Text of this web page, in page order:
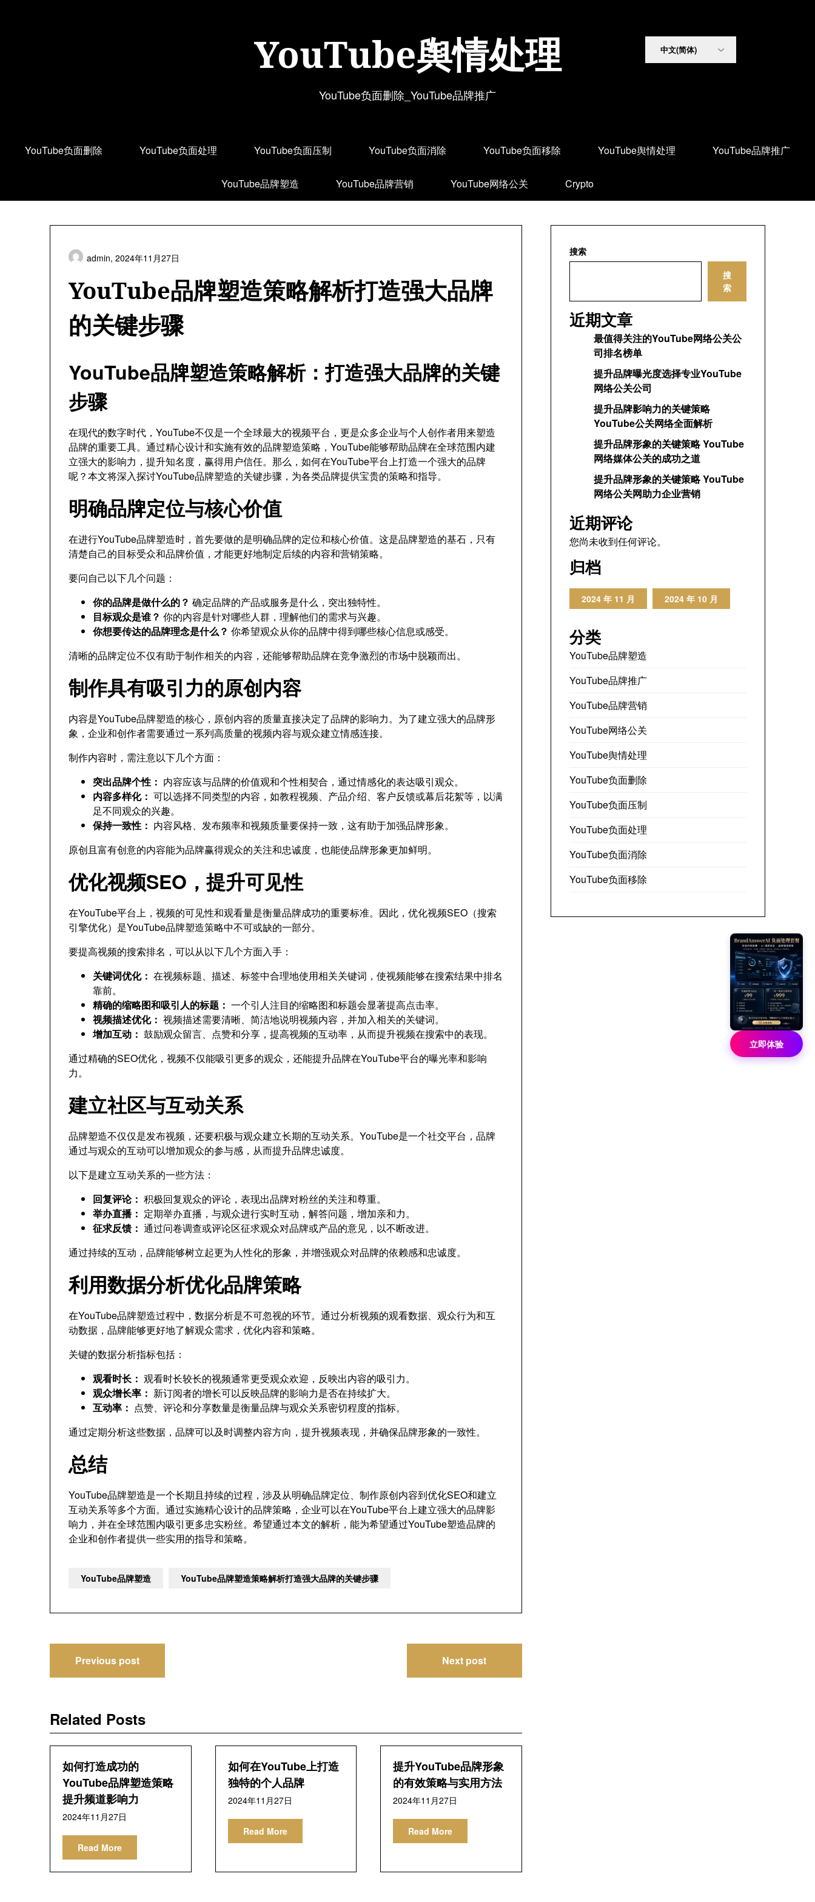
YouTube舆情处理
YouTube负面删除_YouTube品牌推广
YouTube负面删除 YouTube负面处理 YouTube负面压制 YouTube负面消除 YouTube负面移除 YouTube舆情处理 YouTube品牌推广
YouTube品牌塑造 YouTube品牌营销 YouTube网络公关 Crypto
YouTube品牌塑造策略解析打造强大品牌
的关键步骤
admin, 2024年11月27日
YouTube品牌塑造策略解析：打造强大品牌的关键
步骤
在现代的数字时代，YouTube不仅是一个全球最大的视频平台，更是众多企业与个人创作者用来塑造
品牌的重要工具。通过精心设计和实施有效的品牌塑造策略，YouTube能够帮助品牌在全球范围内建
立强大的影响力，提升知名度，赢得用户信任。那么，如何在YouTube平台上打造一个强大的品牌
呢？本文将深入探讨YouTube品牌塑造的关键步骤，为各类品牌提供宝贵的策略和指导。
明确品牌定位与核心价值
在进行YouTube品牌塑造时，首先要做的是明确品牌的定位和核心价值。这是品牌塑造的基石，只有
清楚自己的目标受众和品牌价值，才能更好地制定后续的内容和营销策略。
要问自己以下几个问题：
你的品牌是做什么的？ 确定品牌的产品或服务是什么，突出独特性。
目标观众是谁？ 你的内容是针对哪些人群，理解他们的需求与兴趣。
你想要传达的品牌理念是什么？ 你希望观众从你的品牌中得到哪些核心信息或感受。
清晰的品牌定位不仅有助于制作相关的内容，还能够帮助品牌在竞争激烈的市场中脱颖而出。
制作具有吸引力的原创内容
内容是YouTube品牌塑造的核心，原创内容的质量直接决定了品牌的影响力。为了建立强大的品牌形
象，企业和创作者需要通过一系列高质量的视频内容与观众建立情感连接。
制作内容时，需注意以下几个方面：
突出品牌个性： 内容应该与品牌的价值观和个性相契合，通过情感化的表达吸引观众。
内容多样化： 可以选择不同类型的内容，如教程视频、产品介绍、客户反馈或幕后花絮等，以满
足不同观众的兴趣。
保持一致性： 内容风格、发布频率和视频质量要保持一致，这有助于加强品牌形象。
原创且富有创意的内容能为品牌赢得观众的关注和忠诚度，也能使品牌形象更加鲜明。
优化视频SEO，提升可见性
在YouTube平台上，视频的可见性和观看量是衡量品牌成功的重要标准。因此，优化视频SEO（搜索
引擎优化）是YouTube品牌塑造策略中不可或缺的一部分。
要提高视频的搜索排名，可以从以下几个方面入手：
关键词优化： 在视频标题、描述、标签中合理地使用相关关键词，使视频能够在搜索结果中排名
靠前。
精确的缩略图和吸引人的标题： 一个引人注目的缩略图和标题会显著提高点击率。
视频描述优化： 视频描述需要清晰、简洁地说明视频内容，并加入相关的关键词。
增加互动： 鼓励观众留言、点赞和分享，提高视频的互动率，从而提升视频在搜索中的表现。
通过精确的SEO优化，视频不仅能吸引更多的观众，还能提升品牌在YouTube平台的曝光率和影响
力。
建立社区与互动关系
品牌塑造不仅仅是发布视频，还要积极与观众建立长期的互动关系。YouTube是一个社交平台，品牌
通过与观众的互动可以增加观众的参与感，从而提升品牌忠诚度。
以下是建立互动关系的一些方法：
回复评论： 积极回复观众的评论，表现出品牌对粉丝的关注和尊重。
举办直播： 定期举办直播，与观众进行实时互动，解答问题，增加亲和力。
征求反馈： 通过问卷调查或评论区征求观众对品牌或产品的意见，以不断改进。
通过持续的互动，品牌能够树立起更为人性化的形象，并增强观众对品牌的依赖感和忠诚度。
利用数据分析优化品牌策略
在YouTube品牌塑造过程中，数据分析是不可忽视的环节。通过分析视频的观看数据、观众行为和互
动数据，品牌能够更好地了解观众需求，优化内容和策略。
关键的数据分析指标包括：
观看时长： 观看时长较长的视频通常更受观众欢迎，反映出内容的吸引力。
观众增长率： 新订阅者的增长可以反映品牌的影响力是否在持续扩大。
互动率： 点赞、评论和分享数量是衡量品牌与观众关系密切程度的指标。
通过定期分析这些数据，品牌可以及时调整内容方向，提升视频表现，并确保品牌形象的一致性。
总结
YouTube品牌塑造是一个长期且持续的过程，涉及从明确品牌定位、制作原创内容到优化SEO和建立
互动关系等多个方面。通过实施精心设计的品牌策略，企业可以在YouTube平台上建立强大的品牌影
响力，并在全球范围内吸引更多忠实粉丝。希望通过本文的解析，能为希望通过YouTube塑造品牌的
企业和创作者提供一些实用的指导和策略。
YouTube品牌塑造 YouTube品牌塑造策略解析打造强大品牌的关键步骤
章
导
航
Previous post Next post
Related Posts
如何打造成功的
YouTube品牌塑造策略
提升频道影响力
2024年11月27日
Read More
如何在YouTube上打造
独特的个人品牌
2024年11月27日
Read More
提升YouTube品牌形象
的有效策略与实用方法
2024年11月27日
Read More
搜索
搜
索
近期文章
最值得关注的YouTube网络公关公
司排名榜单
提升品牌曝光度选择专业YouTube
网络公关公司
提升品牌影响力的关键策略
YouTube公关网络全面解析
提升品牌形象的关键策略 YouTube
网络媒体公关的成功之道
提升品牌形象的关键策略 YouTube
网络公关网助力企业营销
近期评论
您尚未收到任何评论。
归档
2024 年 11 月 2024 年 10 月
分类
YouTube品牌塑造
YouTube品牌推广
YouTube品牌营销
YouTube网络公关
YouTube舆情处理
YouTube负面删除
YouTube负面压制
YouTube负面处理
YouTube负面消除
YouTube负面移除
立即体验